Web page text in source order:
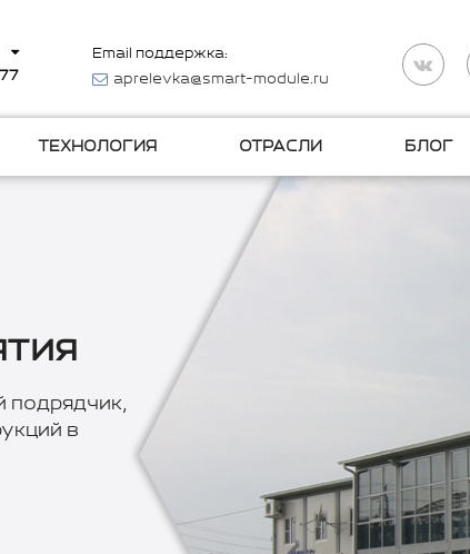
Email поддержка:
aprelevka@smart-module.ru
ТЕХНОЛОГИЯ ОТРАСЛИ БЛОГ
подрядчик,
в